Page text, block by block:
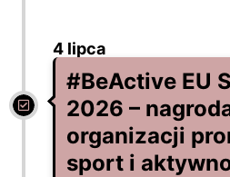
4 lipca
#BeActive EU
2026 –
organizacji
sport i